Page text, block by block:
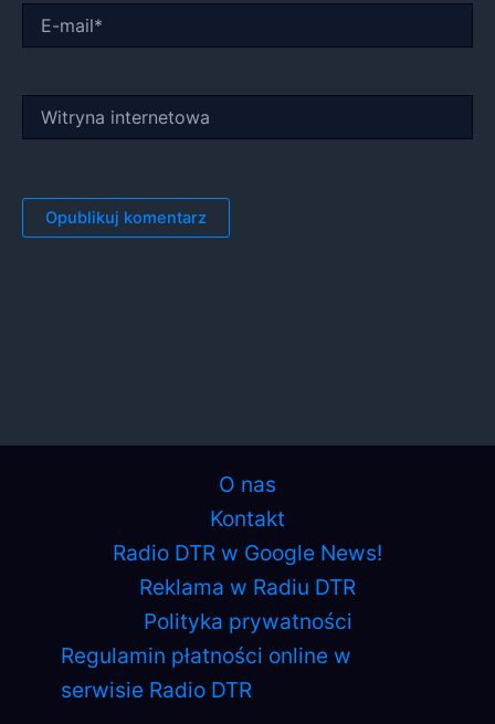
mail*
internetowa
O nas
Kontakt
Radio DTR w Google News!
Reklama w Radiu DTR
Polityka prywatności
Regulamin płatności online w
serwisie Radio DTR